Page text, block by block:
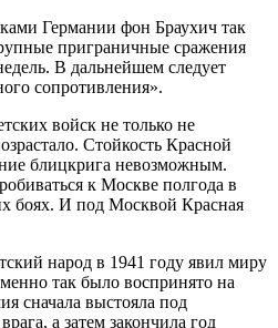
Германии фон Браухич так
приграничные сражения
В дальнейшем следует
сопротивления».
войск не только не
Стойкость Красной
блицкрига невозможным.
к Москве полгода в
боях. И под Москвой Красная
народ в 1941 году явил миру
так было воспринято на
сначала выстояла под
а затем закончила год